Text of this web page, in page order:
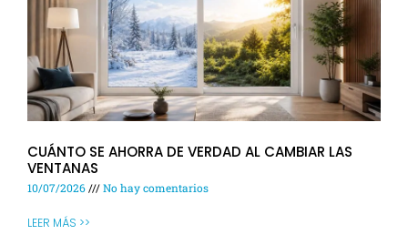
CUÁNTO SE AHORRA DE VERDAD AL CAMBIAR LAS
VENTANAS
10/07/2026 No hay comentarios
LEER MÁS >>